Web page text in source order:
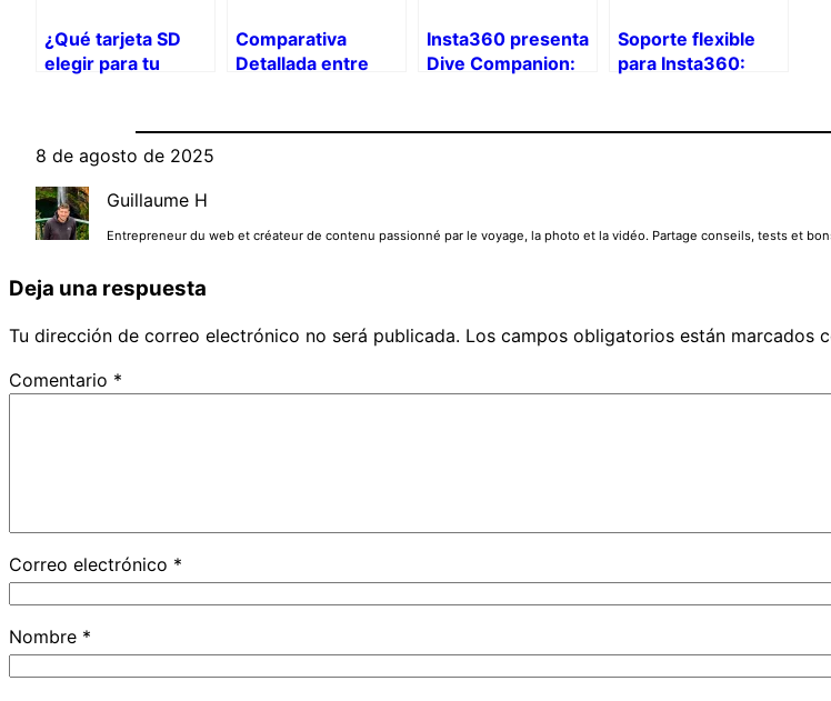
¿Qué tarjeta SD
elegir para tu
Comparativa
Detallada entre
Insta360 presenta
Dive Companion:
submarina
Soporte flexible
para Insta360:
8 de agosto de 2025
Guillaume H
Entrepreneur du web et créateur de contenu passionné par le voyage, la photo et la vidéo. Partage conseils, tests et
Deja una respuesta
Tu dirección de correo electrónico no será publicada. Los campos obligatorios están marcados
Comentario *
Correo electrónico *
Nombre *